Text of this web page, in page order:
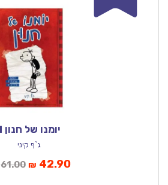
יומנו של חנון 1
ג`ף קיני
61.00המחיר
₪ 42.90המחיר